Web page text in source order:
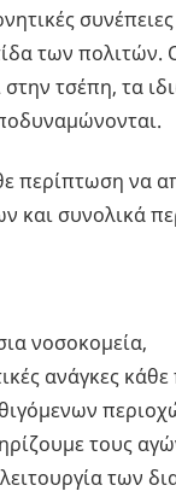
των πολιτών.
τσέπη, τα
περίπτωση να
και συνολικά
νοσοκομεία,
ανάγκες κάθε
τους
των